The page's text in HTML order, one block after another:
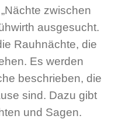
zwischen
ausgesucht.
Rauhnächte, die
Es werden
beschrieben, die
sind. Dazu gibt
und Sagen.